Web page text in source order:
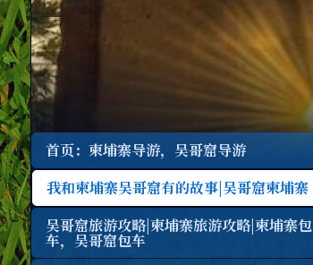
首页：柬埔寨导游，吴哥窟导游
我和柬埔寨吴哥窟有的故事|吴哥窟柬埔寨
吴哥窟旅游攻略|柬埔寨旅游攻略|柬埔寨包
车，吴哥窟包车